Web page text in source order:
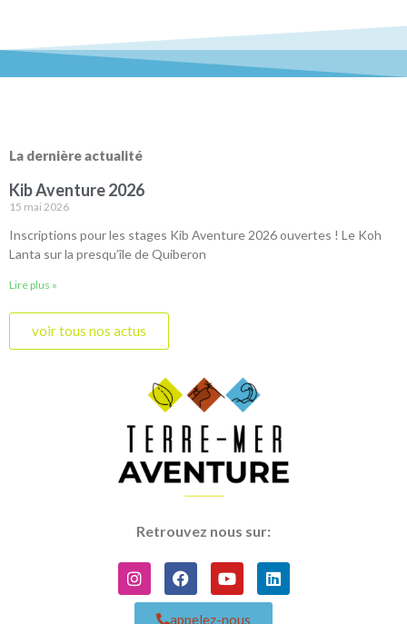
La dernière actualité
Kib Aventure 2026
15 mai 2026
Inscriptions pour les stages Kib Aventure 2026 ouvertes ! Le Koh
Lanta sur la presqu’île de Quiberon
Lire plus »
voir tous nos actus
Retrouvez nous sur:
appelez-nous